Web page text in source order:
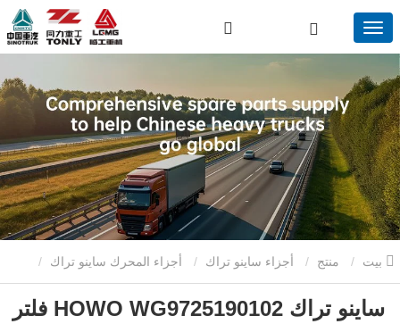
منتج أجزاء ساينو تراك أجزاء المحرك ساينو تراك
ساينو تراك HOWO WG9725190102 فلتر الهواء
ساينو تراك HOWO WG9725190102 فلتر